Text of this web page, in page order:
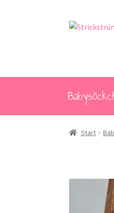
Zur
Zum
Start